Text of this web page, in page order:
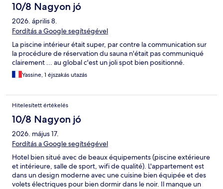
10/8 Nagyon jó
2026. április 8.
Fordítás a Google segítségével
La piscine intérieur était super, par contre la communication sur
la procédure de réservation du sauna n'était pas communiqué
clairement ... au global c'est un joli spot bien positionné.
Yassine, 1 éjszakás utazás
Hitelesített értékelés
10/8 Nagyon jó
2026. május 17.
Fordítás a Google segítségével
Hotel bien situé avec de beaux équipements (piscine extérieure
et intérieure, salle de sport, wifi de qualité). L'appartement est
dans un design moderne avec une cuisine bien équipée et des
volets électriques pour bien dormir dans le noir. Il manque un